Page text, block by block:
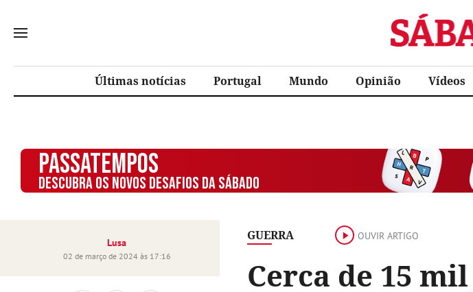
Sábado
Últimas notícias Portugal Mundo Opinião Vídeos
PASSATEMPOS
DESCUBRA OS NOVOS DESAFIOS DA SÁBADO
GUERRA OUVIR ARTIGO
Cerca de 15
Lusa
02 de março de 2024 às 17:16